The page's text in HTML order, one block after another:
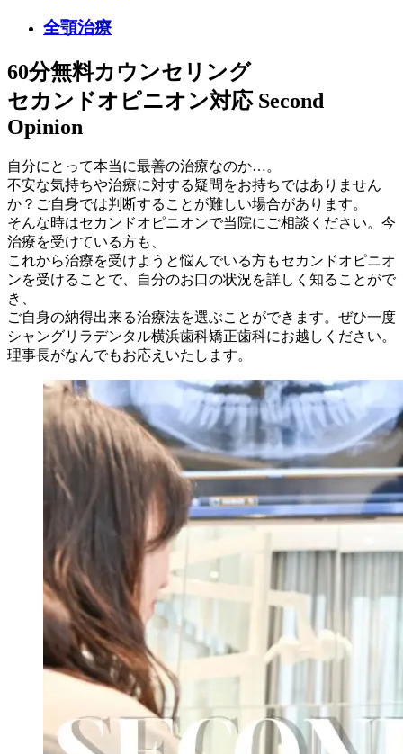
全顎治療
60分無料カウンセリング
セカンドオピニオン対応 Second
Opinion
自分にとって本当に最善の治療なのか…。
不安な気持ちや治療に対する疑問をお持ちではありません
か？ご自身では判断することが難しい場合があります。
そんな時はセカンドオピニオンで当院にご相談ください。今
治療を受けている方も、
これから治療を受けようと悩んでいる方もセカンドオピニオ
ンを受けることで、自分のお口の状況を詳しく知ることがで
き、
ご自身の納得出来る治療法を選ぶことができます。ぜひ一度
シャングリラデンタル横浜歯科矯正歯科にお越しください。
理事長がなんでもお応えいたします。